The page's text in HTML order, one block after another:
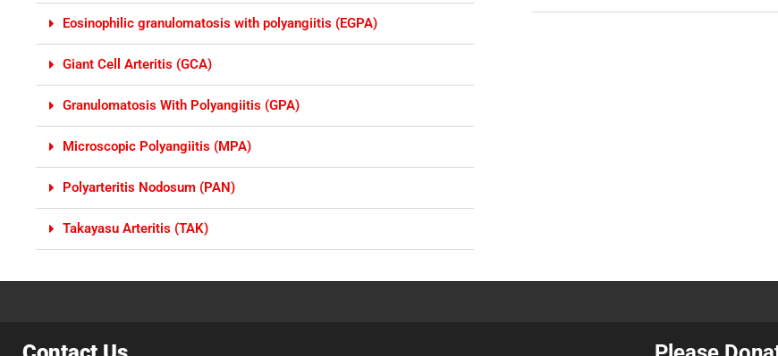
Eosinophilic granulomatosis with polyangiitis (EGPA)
Giant Cell Arteritis (GCA)
Granulomatosis With Polyangiitis (GPA)
Microscopic Polyangiitis (MPA)
Polyarteritis Nodosum (PAN)
Takayasu Arteritis (TAK)